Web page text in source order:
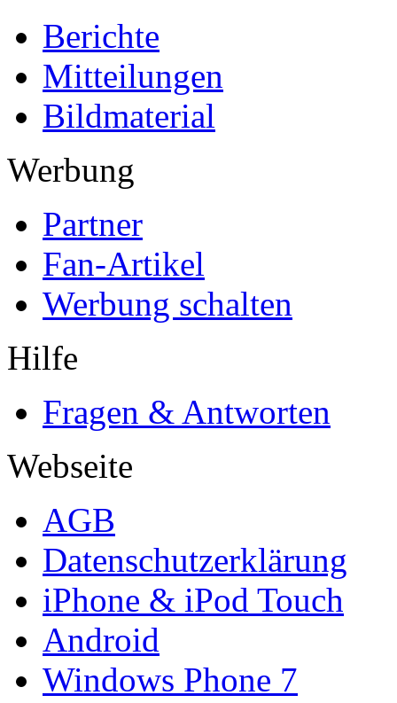
Berichte
Mitteilungen
Bildmaterial
Werbung
Partner
Fan-Artikel
Werbung schalten
Hilfe
Fragen & Antworten
Webseite
AGB
Datenschutzerklärung
iPhone & iPod Touch
Android
Windows Phone 7